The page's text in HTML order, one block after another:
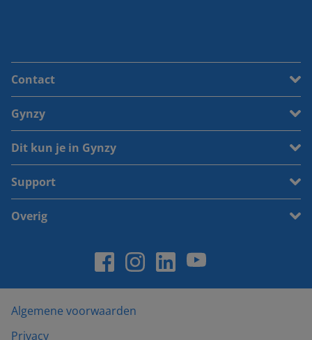
Contact
Gynzy
Dit kun je in Gynzy
Support
Overig
Algemene voorwaarden
Privacy